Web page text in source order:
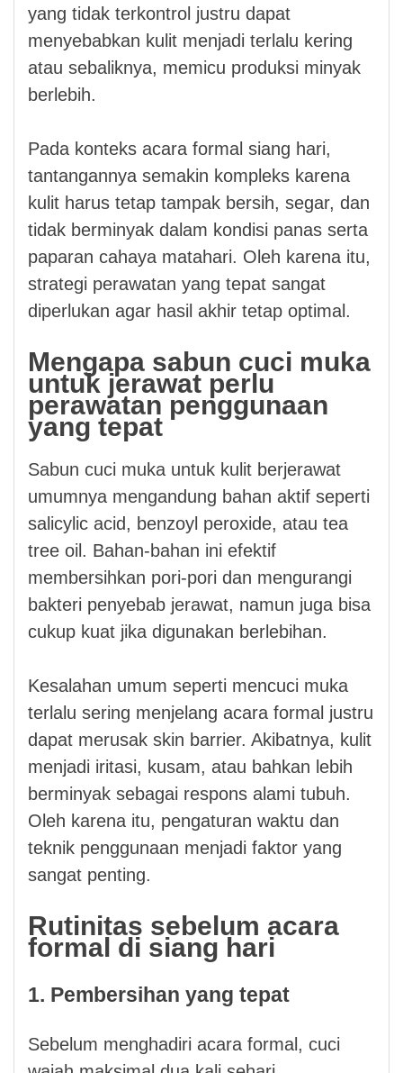
yang tidak terkontrol justru dapat
menyebabkan kulit menjadi terlalu kering
atau sebaliknya, memicu produksi minyak
berlebih.
Pada konteks acara formal siang hari,
tantangannya semakin kompleks karena
kulit harus tetap tampak bersih, segar, dan
tidak berminyak dalam kondisi panas serta
paparan cahaya matahari. Oleh karena itu,
strategi perawatan yang tepat sangat
diperlukan agar hasil akhir tetap optimal.
Mengapa sabun cuci muka
untuk jerawat perlu
perawatan penggunaan
yang tepat
Sabun cuci muka untuk kulit berjerawat
umumnya mengandung bahan aktif seperti
salicylic acid, benzoyl peroxide, atau tea
tree oil. Bahan-bahan ini efektif
membersihkan pori-pori dan mengurangi
bakteri penyebab jerawat, namun juga bisa
cukup kuat jika digunakan berlebihan.
Kesalahan umum seperti mencuci muka
terlalu sering menjelang acara formal justru
dapat merusak skin barrier. Akibatnya, kulit
menjadi iritasi, kusam, atau bahkan lebih
berminyak sebagai respons alami tubuh.
Oleh karena itu, pengaturan waktu dan
teknik penggunaan menjadi faktor yang
sangat penting.
Rutinitas sebelum acara
formal di siang hari
1. Pembersihan yang tepat
Sebelum menghadiri acara formal, cuci